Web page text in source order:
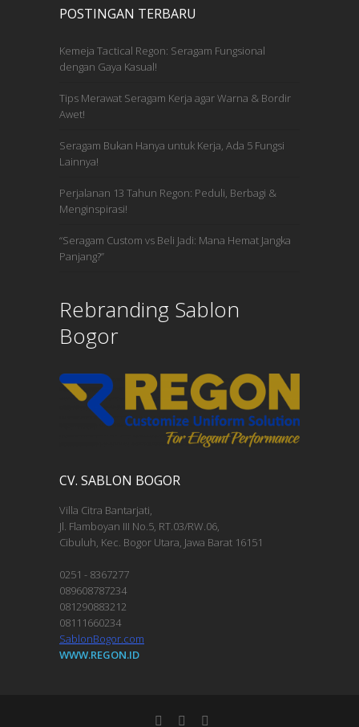
POSTINGAN TERBARU
Kemeja Tactical Regon: Seragam Fungsional
dengan Gaya Kasual!
Tips Merawat Seragam Kerja agar Warna & Bordir
Awet!
Seragam Bukan Hanya untuk Kerja, Ada 5 Fungsi
Lainnya!
Perjalanan 13 Tahun Regon: Peduli, Berbagi &
Menginspirasi!
“Seragam Custom vs Beli Jadi: Mana Hemat Jangka
Panjang?”
Rebranding Sablon
Bogor
CV. SABLON BOGOR
Villa Citra Bantarjati,
Jl. Flamboyan III No.5, RT.03/RW.06,
Cibuluh, Kec. Bogor Utara, Jawa Barat 16151
0251 - 8367277
089608787234
081290883212
08111660234
SablonBogor.com
WWW.REGON.ID